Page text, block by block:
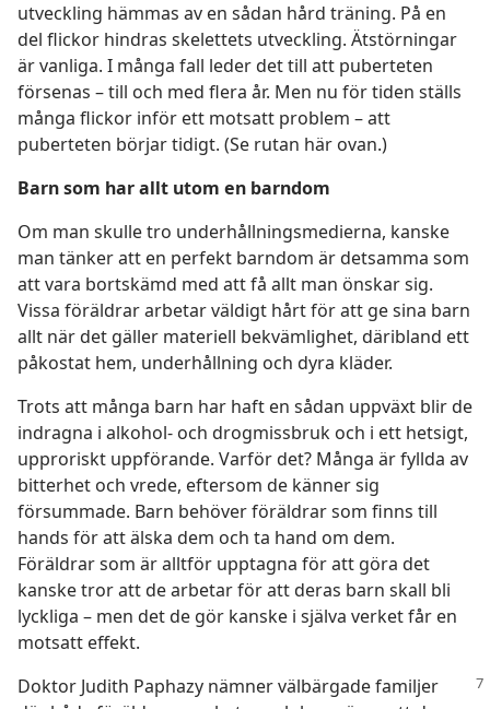
utveckling hämmas av en sådan hård träning. På en
del flickor hindras skelettets utveckling. Ätstörningar
är vanliga. I många fall leder det till att puberteten
försenas – till och med flera år. Men nu för tiden ställs
många flickor inför ett motsatt problem – att
puberteten börjar tidigt. (Se rutan här ovan.)
Barn som har allt utom en barndom
Om man skulle tro underhållningsmedierna, kanske
man tänker att en perfekt barndom är detsamma som
att vara bortskämd med att få allt man önskar sig.
Vissa föräldrar arbetar väldigt hårt för att ge sina barn
allt när det gäller materiell bekvämlighet, däribland ett
påkostat hem, underhållning och dyra kläder.
Trots att många barn har haft en sådan uppväxt blir de
indragna i alkohol- och drogmissbruk och i ett hetsigt,
upproriskt uppförande. Varför det? Många är fyllda av
bitterhet och vrede, eftersom de känner sig
försummade. Barn behöver föräldrar som finns till
hands för att älska dem och ta hand om dem.
Föräldrar som är alltför upptagna för att göra det
kanske tror att de arbetar för att deras barn skall bli
lyckliga – men det de gör kanske i själva verket får en
motsatt effekt.
Doktor Judith Paphazy nämner välbärgade familjer